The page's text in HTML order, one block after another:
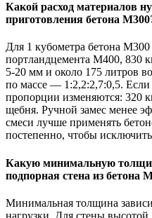
Какой расход материалов
приготовления бетона
Для 1 кубометра бетона М300
портландцемента М400, 830
5-20 мм и около 175 литров
по массе — 1:2,2:2,7:0,5. Если
пропорции изменяются: 320
щебня. Ручной замес менее
смеси лучше применять
постепенно, чтобы
Какую минимальную
подпорная стена из бетона
Минимальная толщина
нагрузки. Для стены высотой